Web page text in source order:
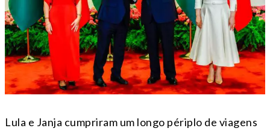
Lula e Janja cumpriram um longo périplo de viagens